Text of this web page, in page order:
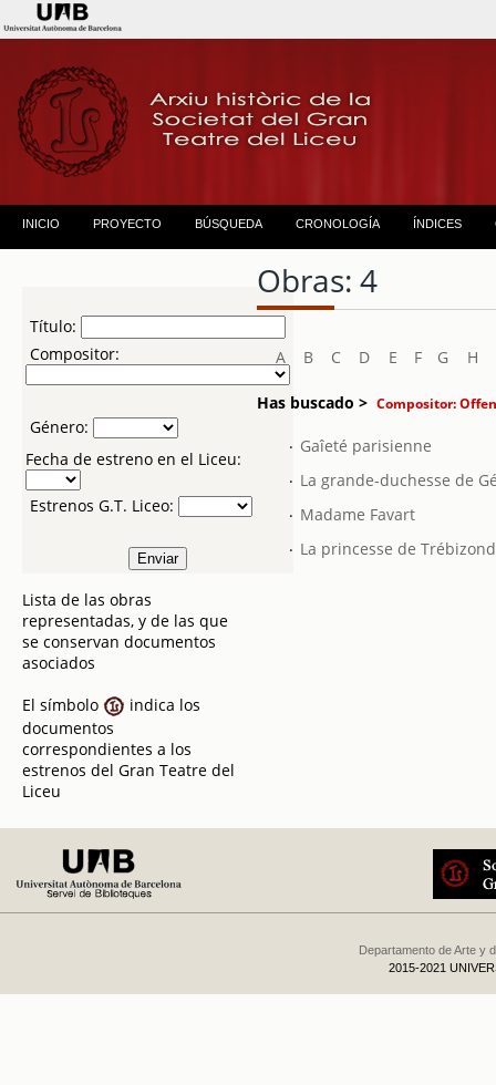
INICIO PROYECTO BÚSQUEDA CRONOLOGÍA ÍNDICES
Título:
Compositor:
Género:
Fecha de estreno en el Liceu:
Estrenos G.T. Liceo:
Lista de las obras
representadas, y de las que
se conservan documentos
asociados
El símbolo
indica los
documentos
correspondientes a los
estrenos del Gran Teatre del
Liceu
Obras: 4
A B C D E F G H
Has buscado > Compositor:
. Gaîeté parisienne
. La grande-duchesse de
. Madame Favart
. La princesse de
Departamento de Arte y
2015-2021